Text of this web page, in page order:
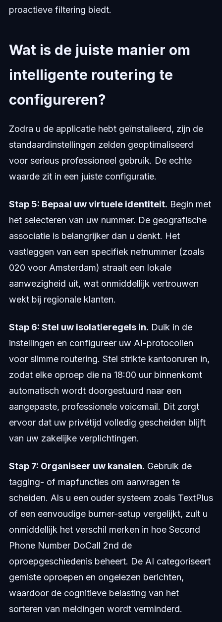
proactieve filtering biedt.
Wat is de juiste manier om
intelligente routering te
configureren?
Zodra u de applicatie hebt geïnstalleerd, zijn de
standaardinstellingen zelden geoptimaliseerd
voor serieus professioneel gebruik. De echte
waarde zit in een juiste configuratie.
Stap 5: Bepaal uw virtuele identiteit. Begin met
het selecteren van uw nummer. De geografische
associatie is belangrijker dan u denkt. Het
vastleggen van een specifiek netnummer (zoals
020 voor Amsterdam) straalt een lokale
aanwezigheid uit, wat onmiddellijk vertrouwen
wekt bij regionale klanten.
Stap 6: Stel uw isolatieregels in. Duik in de
instellingen en configureer uw AI-protocollen
voor slimme routering. Stel strikte kantooruren in,
zodat elke oproep die na 18:00 uur binnenkomt
automatisch wordt doorgestuurd naar een
aangepaste, professionele voicemail. Dit zorgt
ervoor dat uw privétijd volledig gescheiden blijft
van uw zakelijke verplichtingen.
Stap 7: Organiseer uw kanalen. Gebruik de
tagging- of mapfuncties om aanvragen te
scheiden. Als u een ouder systeem zoals TextPlus
of een eenvoudige burner-setup vergelijkt, zult u
onmiddellijk het verschil merken in hoe Second
Phone Number DoCall 2nd de
oproepgeschiedenis beheert. De AI categoriseert
gemiste oproepen en ongelezen berichten,
waardoor de cognitieve belasting van het
sorteren van meldingen wordt verminderd.